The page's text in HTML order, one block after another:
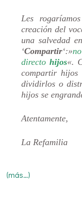
Les
creación del
una salvedad
‘Compartir‘:»
directohijos«.
compartir hijos
dividirlos o
hijos se
Atentamente,
La Refamilia
(más…)